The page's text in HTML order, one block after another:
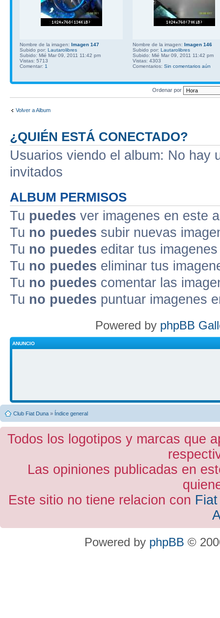
Nombre de la imagen: Imagen 147
Subido por: Lautarolibres
Subido: Mié Mar 09, 2011 11:42 pm
Vistas: 5713
Comentar: 1
Nombre de la imagen: Imagen 146
Subido por: Lautarolibres
Subido: Mié Mar 09, 2011 11:42 pm
Vistas: 4303
Comentarios: Sin comentarios aún
Ordenar por
Volver a Album
¿QUIÉN ESTÁ CONECTADO?
Usuarios viendo el album: No hay
invitados
ALBUM PERMISOS
Tu puedes ver imagenes en este
Tu no puedes subir nuevas
Tu no puedes editar tus
Tu no puedes eliminar tus
Tu no puedes comentar las
Tu no puedes puntuar imagenes
Powered by phpBB
ANUNCIO
Club Fiat Duna » Índice general
Todos los logotipos y marcas que
Las opiniones publicadas en
Este sitio no tiene relacion con
Powered by phpBB ©